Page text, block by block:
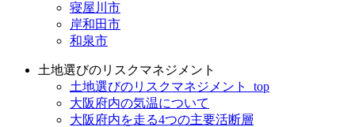
寝屋川市
岸和田市
和泉市
土地選びのリスクマネジメント
土地選びのリスクマネジメント_top
大阪府内の気温について
大阪府内を走る4つの主要活断層